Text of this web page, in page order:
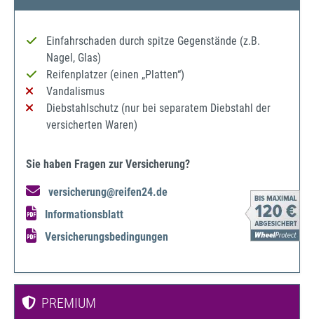
Einfahrschaden durch spitze Gegenstände (z.B.
Nagel, Glas)
Reifenplatzer (einen „Platten“)
Vandalismus
Diebstahlschutz (nur bei separatem Diebstahl der
versicherten Waren)
Sie haben Fragen zur Versicherung?
versicherung@reifen24.de
Informationsblatt
Versicherungsbedingungen
PREMIUM